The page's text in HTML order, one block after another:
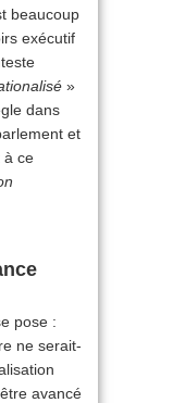
beaucoup
exécutif
»
dans
et
à ce
pose :
ne serait-
avancé